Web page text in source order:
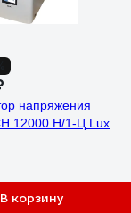
напряжения
12000 Н/1-Ц Lux
В корзину